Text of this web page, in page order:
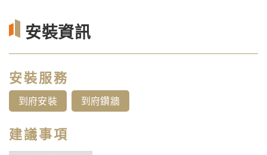
安裝資訊
安裝服務
到府安裝 到府鑽牆
建議事項